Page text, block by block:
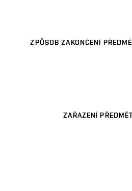
ZPŮSOB ZAKONČENÍ
ZAŘAZENÍ